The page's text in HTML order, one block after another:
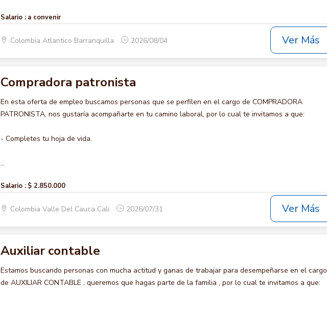
Salario : a convenir
Colombia Atlantico Barranquilla 2026/08/04 Ver Más
Compradora patronista
En esta oferta de empleo buscamos personas que se perfilen en el cargo de COMPRADORA
PATRONISTA, nos gustaría acompañarte en tu camino laboral, por lo cual te invitamos a que:
- Completes tu hoja de vida.
...
Salario : $ 2.850.000
Colombia Valle Del Cauca Cali 2026/07/31 Ver Más
Auxiliar contable
Estamos buscando personas con mucha actitud y ganas de trabajar para desempeñarse en el cargo
de AUXILIAR CONTABLE , queremos que hagas parte de la familia , por lo cual te invitamos a que: